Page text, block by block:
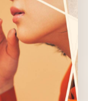
イルサロンでは、
が心の余裕を生
押しになります。
ルサロン グレージ
ロンごとの雰囲気や
空間が見つかりや